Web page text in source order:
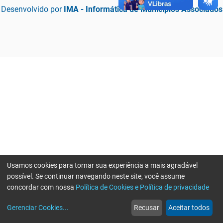
Desenvolvido por IMA - Informática de Municípios Associados
web
Notícias
more_horiz
Mais
Usamos cookies para tornar sua experiência a mais agradável
possível. Se continuar navegando neste site, você assume
concordar com nossa Política de Cookies e Política de privacidade
Gerenciar Cookies... Recusar Aceitar todos
Erro ao enviar informações, por favor tente novamente